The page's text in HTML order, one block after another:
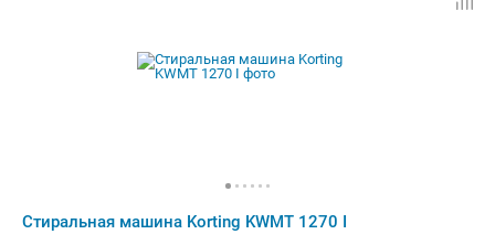
Стиральная машина Korting KWMT 1270 I